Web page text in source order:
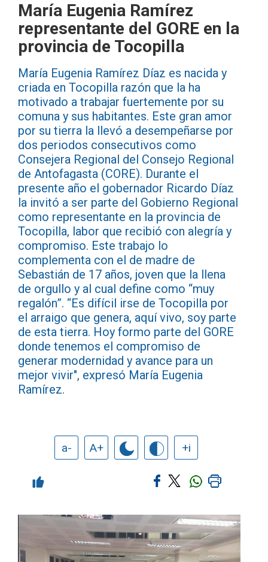
María Eugenia Ramírez
representante del GORE en la
provincia de Tocopilla
María Eugenia Ramírez Díaz es nacida y
criada en Tocopilla razón que la ha
motivado a trabajar fuertemente por su
comuna y sus habitantes. Este gran amor
por su tierra la llevó a desempeñarse por
dos periodos consecutivos como
Consejera Regional del Consejo Regional
de Antofagasta (CORE). Durante el
presente año el gobernador Ricardo Díaz
la invitó a ser parte del Gobierno Regional
como representante en la provincia de
Tocopilla, labor que recibió con alegría y
compromiso. Este trabajo lo
complementa con el de madre de
Sebastián de 17 años, joven que la llena
de orgullo y al cual define como “muy
regalón”. “Es difícil irse de Tocopilla por
el arraigo que genera, aquí vivo, soy parte
de esta tierra. Hoy formo parte del GORE
donde tenemos el compromiso de
generar modernidad y avance para un
mejor vivir", expresó María Eugenia
Ramírez.
a- A+ +i